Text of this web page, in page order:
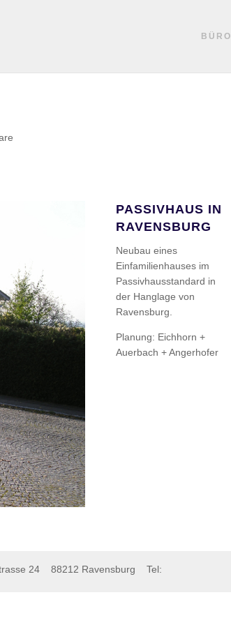
BÜRO
PASSIVHAUS IN
RAVENSBURG
Neubau eines
Einfamilienhauses im
Passivhausstandard in
der Hanglage von
Ravensburg.
Planung: Eichhorn +
Auerbach + Angerhofer
24 88212 Ravensburg Tel: